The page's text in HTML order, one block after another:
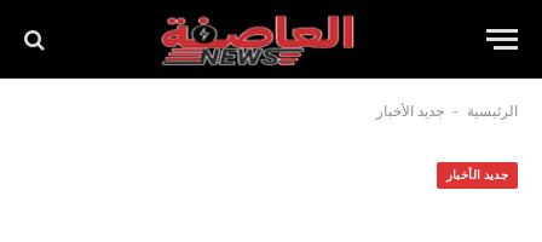
الرئيسية - جديد الأخبار
جديد الأخبار